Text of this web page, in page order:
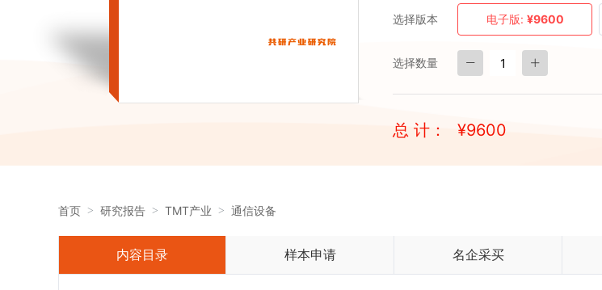
选择版本 电子版: ¥9600
选择数量
总 计： ¥9600
首页 研究报告 TMT产业 通信设备
内容目录 样本申请 名企采买